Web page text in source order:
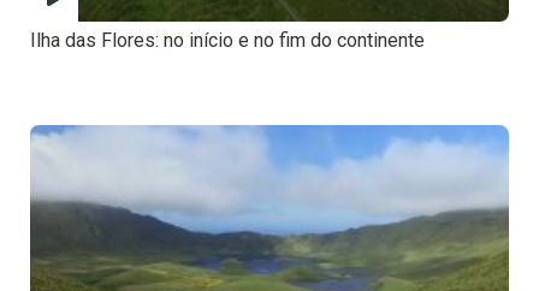
Ilha das Flores: no início e no fim do continente